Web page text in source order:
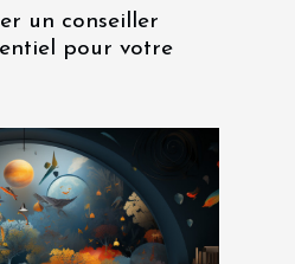
un conseiller
pour votre